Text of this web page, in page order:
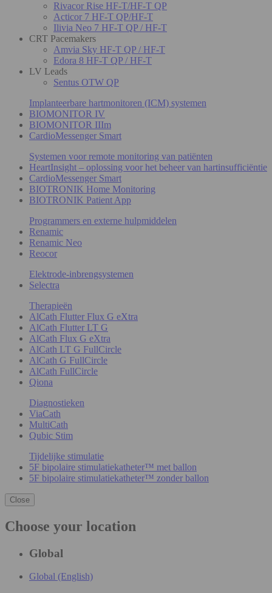
Rivacor Rise HF-T/HF-T QP
Acticor 7 HF-T QP/HF-T
Ilivia Neo 7 HF-T QP / HF-T
CRT Pacemakers
Amvia Sky HF-T QP / HF-T
Edora 8 HF-T QP / HF-T
LV Leads
Sentus OTW QP
Implanteerbare hartmonitoren (ICM) systemen
BIOMONITOR IV
BIOMONITOR IIIm
CardioMessenger Smart
Systemen voor remote monitoring van patiënten
HeartInsight – oplossing voor het beheer van hartinsufficiëntie
CardioMessenger Smart
BIOTRONIK Home Monitoring
BIOTRONIK Patient App
Programmers en externe hulpmiddelen
Renamic
Renamic Neo
Reocor
Elektrode-inbrengsystemen
Selectra
Therapieën
AlCath Flutter Flux G eXtra
AlCath Flutter LT G
AlCath Flux G eXtra
AlCath LT G FullCircle
AlCath G FullCircle
AlCath FullCircle
Qiona
Diagnostieken
ViaCath
MultiCath
Qubic Stim
Tijdelijke stimulatie
5F bipolaire stimulatiekatheter™ met ballon
5F bipolaire stimulatiekatheter™ zonder ballon
Close
Choose your location
Global
Global (English)